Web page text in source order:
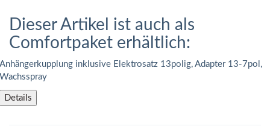
Dieser Artikel ist auch als
Comfortpaket erhältlich:
Anhängerkupplung inklusive Elektrosatz 13polig, Adapter 13-7pol,
Wachsspray
Details